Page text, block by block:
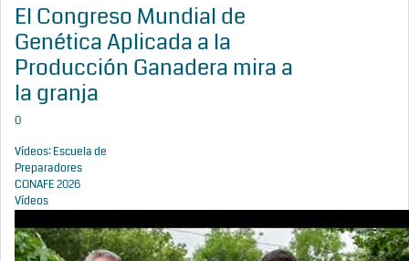
El Congreso Mundial de
Genética Aplicada a la
Producción Ganadera mira a
la granja
0
Vídeos: Escuela de
Preparadores
CONAFE 2026
Vídeos